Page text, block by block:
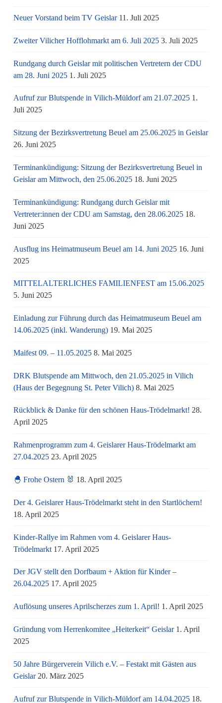
Neuer Vorstand beim TV Geislar 11. Juli 2025
Zweiter Vilicher Hofflohmarkt am 6. Juli 2025 3. Juli 2025
Rundgang durch Geislar mit politischen Vertretern der CDU
am 28. Juni 2025 1. Juli 2025
Aufruf zur Blutspende in Vilich-Müldorf am 21.07.2025 1.
Juli 2025
Sitzung der Bezirksvertretung Beuel am 25.06.2025 in Geislar
26. Juni 2025
Terminankündigung: Sitzung der Bezirksvertretung Beuel in
Geislar am Mittwoch, den 25.06.2025 18. Juni 2025
Terminankündigung: Rundgang durch Geislar mit
Vertreter:innen der CDU am Samstag, den 28.06.2025 18.
Juni 2025
Ausflug ins Heimatmuseum Beuel am 14. Juni 2025 16. Juni
2025
MITTELALTERLICHES FAMILIENFEST am 15.06.2025
5. Juni 2025
Einladung zur Führung durch das Heimatmuseum Beuel am
14.06.2025 (inkl. Wanderung) 19. Mai 2025
Maifest 09. – 11.05.2025 8. Mai 2025
DRK Blutspende am Mittwoch, den 21.05.2025 in Vilich
(Haus der Begegnung St. Peter Vilich) 8. Mai 2025
Rückblick & Danke für den schönen Haus-Trödelmarkt! 28.
April 2025
Rahmenprogramm zum 4. Geislarer Haus-Trödelmarkt am
27.04.2025 23. April 2025
🐣 Frohe Ostern 🐰 18. April 2025
Der 4. Geislarer Haus-Trödelmarkt steht in den Startlöchern!
18. April 2025
Kinder-Rallye im Rahmen vom 4. Geislarer Haus-
Trödelmarkt 17. April 2025
Der JGV stellt den Dorfbaum + Aktion für Kinder –
26.04.2025 17. April 2025
Auflösung unseres Aprilscherzes zum 1. April! 1. April 2025
Gründung vom Herrenkomitee „Heiterkeit“ Geislar 1. April
2025
50 Jahre Bürgerverein Vilich e.V. – Festakt mit Gästen aus
Geislar 20. März 2025
Aufruf zur Blutspende in Vilich-Müldorf am 14.04.2025 18.